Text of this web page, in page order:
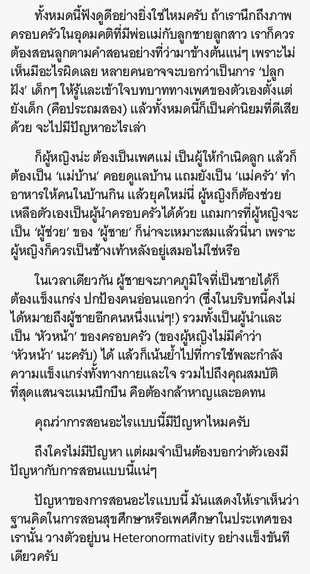
ทั้งหมดนี้ฟังดูดีอย่างยิ่งใช่ไหมครับ ถ้าเรานึกถึงภาพ
ครอบครัวในอุดมคติที่มีพ่อแม่กับลูกชายลูกสาว เราก็ควร
ต้องสอนลูกตามคำสอนอย่างที่ว่ามาข้างต้นแน่ๆ เพราะไม่
เห็นมีอะไรผิดเลย หลายคนอาจจะบอกว่าเป็นการ ‘ปลูก
ฝัง’ เด็กๆ ให้รู้และเข้าใจบทบาททางเพศของตัวเองตั้งแต่
ยังเด็ก (คือประถมสอง) แล้วทั้งหมดนี้ก็เป็นค่านิยมที่ดีเสีย
ด้วย จะไปมีปัญหาอะไรเล่า
ก็ผู้หญิงน่ะ ต้องเป็นเพศแม่ เป็นผู้ให้กำเนิดลูก แล้วก็
ต้องเป็น ‘แม่บ้าน’ คอยดูแลบ้าน แถมยังเป็น ‘แม่ครัว’ ทำ
อาหารให้คนในบ้านกิน แล้วยุคใหม่นี่ ผู้หญิงก็ต้องช่วย
เหลือตัวเองเป็นผู้นำครอบครัวได้ด้วย แถมการที่ผู้หญิงจะ
เป็น ‘ผู้ช่วย’ ของ ‘ผู้ชาย’ ก็น่าจะเหมาะสมแล้วนี่นา เพราะ
ผู้หญิงก็ควรเป็นช้างเท้าหลังอยู่เสมอไม่ใช่หรือ
ในเวลาเดียวกัน ผู้ชายจะภาคภูมิใจที่เป็นชายได้ก็
ต้องแข็งแกร่ง ปกป้องคนอ่อนแอกว่า (ซึ่งในบริบทนี้คงไม่
ได้หมายถึงผู้ชายอีกคนหนึ่งแน่ๆ!) รวมทั้งเป็นผู้นำและ
เป็น ‘หัวหน้า’ ของครอบครัว (ของผู้หญิงไม่มีคำว่า
‘หัวหน้า’ นะครับ) ได้ แล้วก็เน้นย้ำไปที่การใช้พละกำลัง
ความแข็งแกร่งทั้งทางกายและใจ รวมไปถึงคุณสมบัติ
ที่สุดแสนจะแมนบึกบึน คือต้องกล้าหาญและอดทน
คุณว่าการสอนอะไรแบบนี้มีปัญหาไหมครับ
ถึงใครไม่มีปัญหา แต่ผมจำเป็นต้องบอกว่าตัวเองมี
ปัญหากับการสอนแบบนี้แน่ๆ
ปัญหาของการสอนอะไรแบบนี้ มันแสดงให้เราเห็นว่า
ฐานคิดในการสอนสุขศึกษาหรือเพศศึกษาในประเทศของ
เรานั้น วางตัวอยู่บน Heteronormativity อย่างแข็งขันที
เดียวครับ
SHARE TWEET